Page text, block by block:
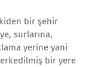
bir şehir
surlarına,
yerine yani
bir yere